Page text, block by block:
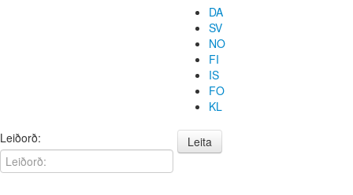
DA
SV
NO
FI
IS
FO
KL
Leiðorð:
Leita